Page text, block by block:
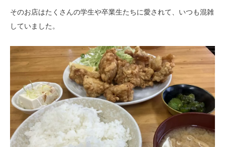
そのお店はたくさんの学生や卒業生たちに愛されて、いつも混雑
していました。